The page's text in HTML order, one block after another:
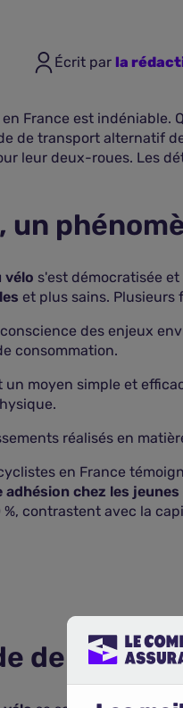
Écrit par la
en France est
de transport alternatif
leur deux-roues. Les
un
vélo s'est démocratisée
et plus sains.
des enjeux
consommation.
un moyen simple et
réalisés en
en France
chez les jeunes
contrastent avec la
de